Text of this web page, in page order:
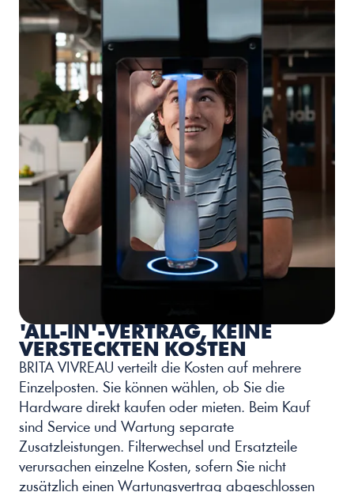
'ALL-IN'-VERTRAG, KEINE
VERSTECKTEN KOSTEN
BRITA VIVREAU verteilt die Kosten auf mehrere
Einzelposten. Sie können wählen, ob Sie die
Hardware direkt kaufen oder mieten. Beim Kauf
sind Service und Wartung separate
Zusatzleistungen. Filterwechsel und Ersatzteile
verursachen einzelne Kosten, sofern Sie nicht
zusätzlich einen Wartungsvertrag abgeschlossen